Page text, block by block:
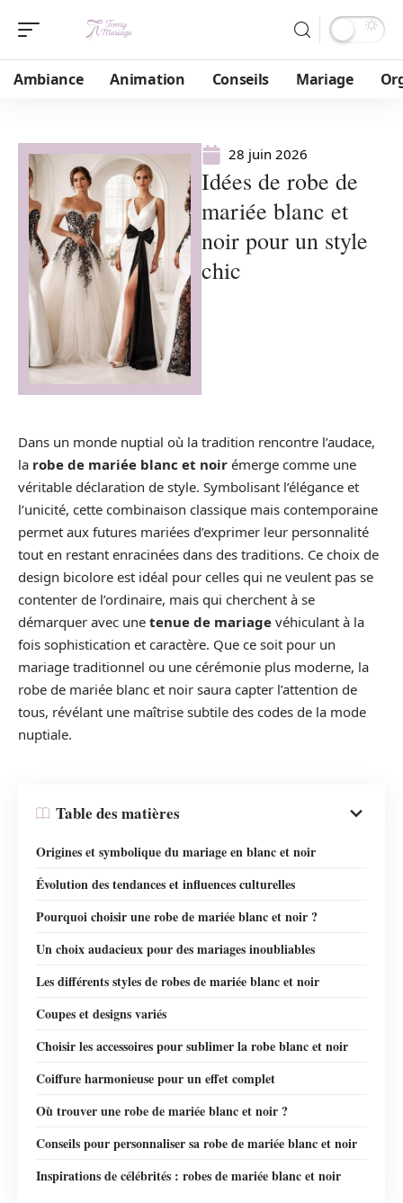
Ambiance Animation Conseils Mariage
28 juin 2026
Idées de robe de
mariée blanc et
noir pour un style
chic
Dans un monde nuptial où la tradition rencontre l’audace,
la robe de mariée blanc et noir émerge comme une
véritable déclaration de style. Symbolisant l’élégance et
l’unicité, cette combinaison classique mais contemporaine
permet aux futures mariées d’exprimer leur personnalité
tout en restant enracinées dans des traditions. Ce choix de
design bicolore est idéal pour celles qui ne veulent pas se
contenter de l’ordinaire, mais qui cherchent à se
démarquer avec une tenue de mariage véhiculant à la
fois sophistication et caractère. Que ce soit pour un
mariage traditionnel ou une cérémonie plus moderne, la
robe de mariée blanc et noir saura capter l’attention de
tous, révélant une maîtrise subtile des codes de la mode
nuptiale.
Table des matières
Origines et symbolique du mariage en blanc et noir
Évolution des tendances et influences culturelles
Pourquoi choisir une robe de mariée blanc et noir ?
Un choix audacieux pour des mariages inoubliables
Les différents styles de robes de mariée blanc et noir
Coupes et designs variés
Choisir les accessoires pour sublimer la robe blanc et noir
Coiffure harmonieuse pour un effet complet
Où trouver une robe de mariée blanc et noir ?
Conseils pour personnaliser sa robe de mariée blanc et noir
Inspirations de célébrités : robes de mariée blanc et noir